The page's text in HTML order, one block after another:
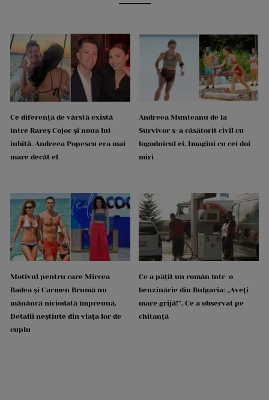
Ce diferență de vârstă există
între Rareș Cojoc și noua lui
iubită. Andreea Popescu era mai
mare decât el
Andreea Munteanu de la
Survivor s-a căsătorit civil cu
logodnicul ei. Imagini cu cei doi
miri
Motivul pentru care Mircea
Badea și Carmen Brumă nu
mănâncă niciodată împreună.
Detalii neștiute din viața lor de
cuplu
Ce a pățit un român într-o
benzinărie din Bulgaria: „Aveți
mare grijă!”. Ce a observat pe
chitanță